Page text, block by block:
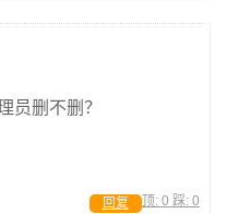
员删不删？
顶: 0 踩: 0
回复